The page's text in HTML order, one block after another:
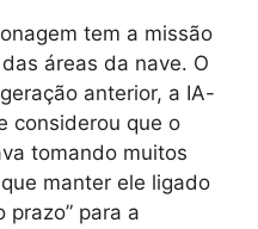
tem a missão
áreas da nave. O
anterior, a IA-
considerou que o
tomando muitos
manter ele ligado
prazo” para a